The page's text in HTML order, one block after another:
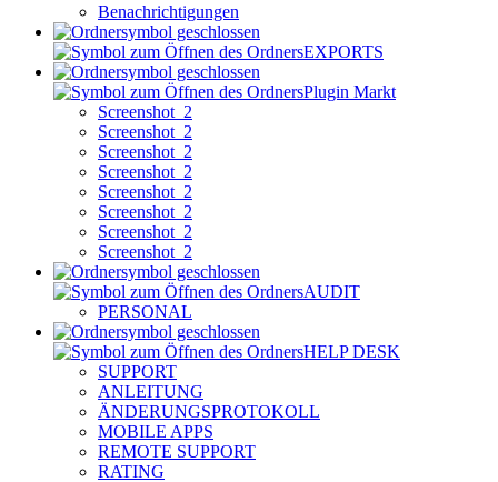
Benachrichtigungen
EXPORTS
Plugin Markt
Screenshot_2
Screenshot_2
Screenshot_2
Screenshot_2
Screenshot_2
Screenshot_2
Screenshot_2
Screenshot_2
AUDIT
PERSONAL
HELP DESK
SUPPORT
ANLEITUNG
ÄNDERUNGSPROTOKOLL
MOBILE APPS
REMOTE SUPPORT
RATING